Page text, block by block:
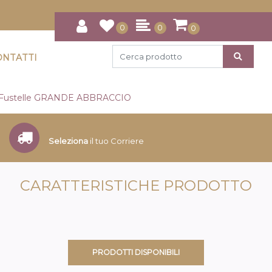
0 0 0
GRANDE ABBRACCIO
Seleziona il tuo Corriere
CARATTERISTICHE PRODOTTO
PRODOTTI DISPONIBILI